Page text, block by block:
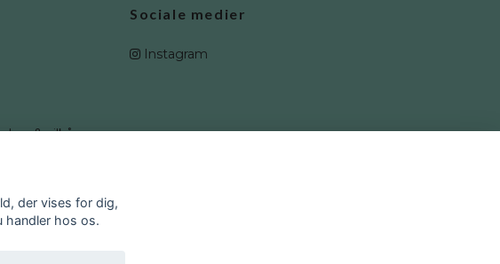
& vilkår
Sociale medier
Instagram
der vises for dig,
handler hos os.